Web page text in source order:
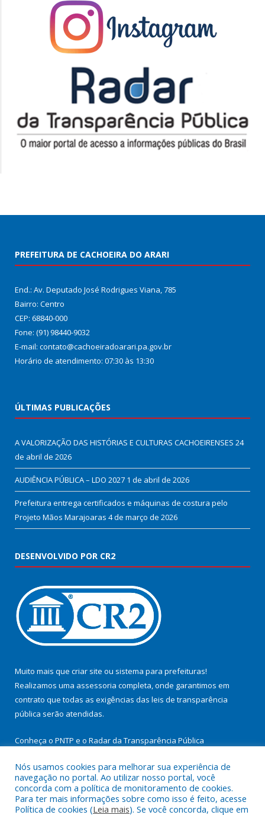
PREFEITURA DE CACHOEIRA DO ARARI
End.: Av. Deputado José Rodrigues Viana, 785
Bairro: Centro
CEP: 68840-000
Fone: (91) 98440-9032
E-mail: contato@cachoeiradoarari.pa.gov.br
Horário de atendimento: 07:30 às 13:30
ÚLTIMAS PUBLICAÇÕES
A VALORIZAÇÃO DAS HISTÓRIAS E CULTURAS CACHOEIRENSES 24
de abril de 2026
AUDIÊNCIA PÚBLICA – LDO 2027 1 de abril de 2026
Prefeitura entrega certificados e máquinas de costura pelo
Projeto Mãos Marajoaras 4 de março de 2026
DESENVOLVIDO POR CR2
Muito mais que criar site ou sistema para prefeituras!
Realizamos uma assessoria completa, onde garantimos em
contrato que todas as exigências das leis de transparência
pública serão atendidas.
Conheça o PNTP e o Radar da Transparência Pública
Todos os direitos reservados a Prefeitura Municipal de
Nós usamos cookies para melhorar sua experiência de
navegação no portal. Ao utilizar nosso portal, você
concorda com a política de monitoramento de cookies.
Para ter mais informações sobre como isso é feito, acesse
Política de cookies (Leia mais). Se você concorda, clique em